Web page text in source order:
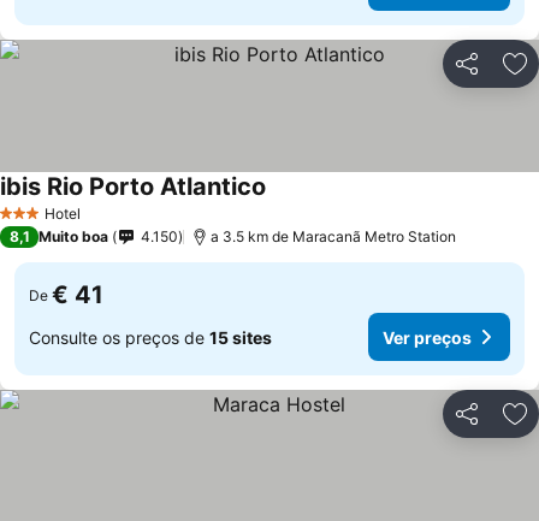
Partilhar
3 EstrelasHotel
ibis Rio Porto Atlantico
8,1 Muito boa 4.150 a 3.5 km de Maracanã Metro Station
De € 41
Consulte os preços de 15 sites Ver preços
Partilhar